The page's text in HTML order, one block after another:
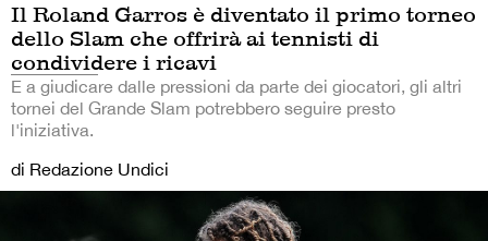
Il Roland Garros è diventato il primo torneo
dello Slam che offrirà ai tennisti di
condividere i ricavi
E a giudicare dalle pressioni da parte dei giocatori, gli altri
tornei del Grande Slam potrebbero seguire presto
l'iniziativa.
di Redazione Undici